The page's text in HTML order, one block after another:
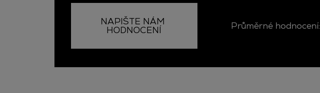
NAPIŠTE NÁM
HODNOCENÍ Průměrné hodnocení: